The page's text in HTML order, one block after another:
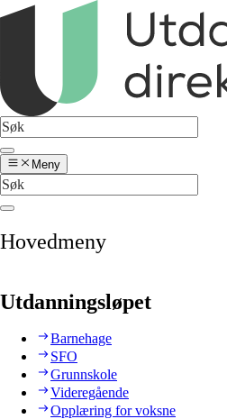
Meny
Hovedmeny
Utdanningsløpet
Barnehage
SFO
Grunnskole
Videregående
Opplæring for voksne